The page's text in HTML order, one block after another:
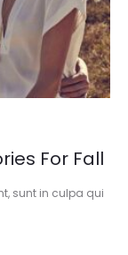
For Fall
sunt in culpa qui